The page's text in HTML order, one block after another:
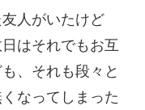
人がいたけど
はそれでもお互
、それも段々と
なってしまった